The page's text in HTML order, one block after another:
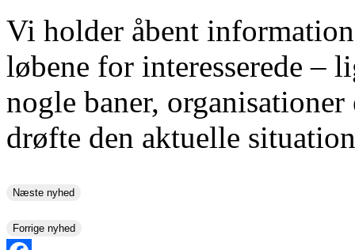
Vi holder åbent
løbene for interesserede –
nogle baner,
drøfte den aktuelle
Næste nyhed
Forrige nyhed